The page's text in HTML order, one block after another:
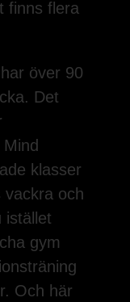
finns flera
över 90
Det
klasser
vackra och
istället
gym
Och här